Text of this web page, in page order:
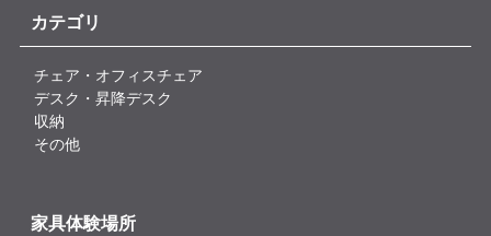
カテゴリ
チェア・オフィスチェア
デスク・昇降デスク
収納
その他
家具体験場所